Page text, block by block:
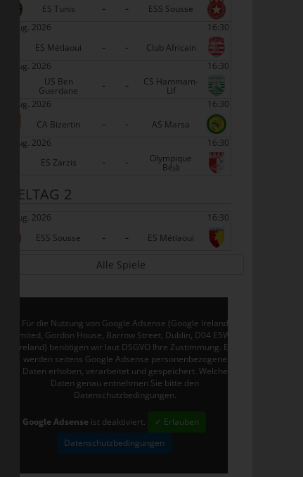
ES Tunis
- -
ESS Sousse
22 Aug. 2026
16:30
ES Métlaoui
- -
Club Africain
22 Aug. 2026
16:30
US Ben
Guerdane - - CS Hammam-
Lif
22 Aug. 2026
16:30
CA Bizertin
- -
AS Marsa
22 Aug. 2026
16:30
ES Zarzis
- - Olympique
Béjà
SPIELTAG 2
29 Aug. 2026
16:30
ESS Sousse
- - ES Métlaoui
Alle Spiele
Für die Nutzung von Google Adsense (Google Ireland
Limited, Gordon House, Barrow Street, Dublin, D04 E5W5,
Ireland) benötigen wir laut DSGVO Ihre Zustimmung. Es
werden seitens Google Adsense personenbezogene
Daten erhoben, verarbeitet und gespeichert. Welche
Daten genau entnehmen Sie bitte den
Datenschutzbedingungen.
Google Adsense ist deaktiviert.
✓ Erlauben
Datenschutzbedingungen